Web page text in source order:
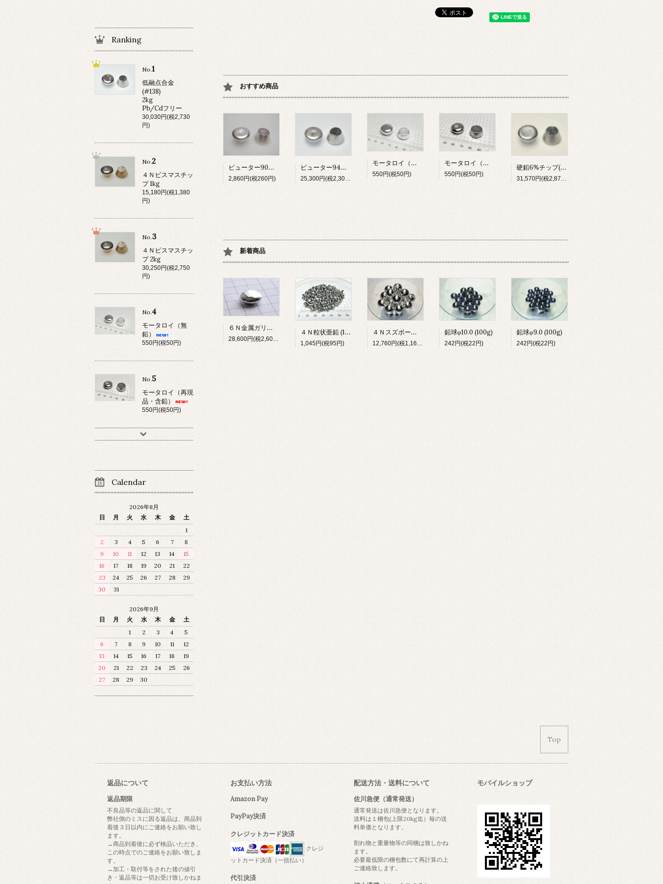
おすすめ商品
ピューター90%チップ 200g
2,860円(税260円)
ピューター94%チップ 2kg
25,300円(税2,300円)
モータロイ（無鉛）
550円(税50円)
モータロイ（再現品・含鉛）
550円(税50円)
硬鉛6%チップ(20kg)【受注生産】
31,570円(税2,870円)
新着商品
６Ｎ金属ガリウム(5g)
４Ｎ粒状亜鉛 (100g)
1,045円(税95円)
４Ｎスズボールφ15(1kg)
12,760円(税1,160円)
鉛球φ10.0 (100g)
242円(税22円)
鉛球φ9.0 (100g)
242円(税22円)
Ranking
No.1
低融点合金
(#138)
2kg
Pb/Cdフリー
30,030円(税2,730
円)
No.2
４Ｎビスマスチッ
プ 1kg
15,180円(税1,380
円)
No.3
４Ｎビスマスチッ
プ 2kg
30,250円(税2,750
円)
No.4
モータロイ（無
鉛）
550円(税50円)
No.5
モータロイ（再現
品・含鉛）
550円(税50円)
Calendar
2026年8月
日
月 火 水 木 金
土
1
2
3 4 5 6 7
8
9
10 11 12 13 14
15
16
17 18 19 20 21
22
23
24 25 26 27 28
29
30
31
2026年9月
日
月 火 水 木 金
土
1
2 3 4
5
6
7 8 9 10 11
12
13
14 15 16 17 18
19
20
21 22 23 24 25
26
27
28 29 30
Top
返品について
返品期限
不良品等の返品に関して
弊社側のミスに因る返品は、商品到
着後３日以内にご連絡をお願い致し
ます。
→商品到着後に必ず検品いただき、
この時点でのご連絡をお願い致しま
す。
→加工・取付等をされた後の値引
き・返品等は一切お受け致しかねま
お支払い方法
Amazon Pay
PayPay決済
クレジットカード決済
クレジ
ットカード決済（一括払い）
代引決済
配送方法・送料について
佐川急便（通常発送）
通常発送は佐川急便となります。
送料は１梱包(上限20kg迄）毎の送
料単価となります。
割れ物と重量物等の同梱は致しかね
ます。
必要最低限の梱包数にて再計算の上
ご連絡致します。
モバイルショップ